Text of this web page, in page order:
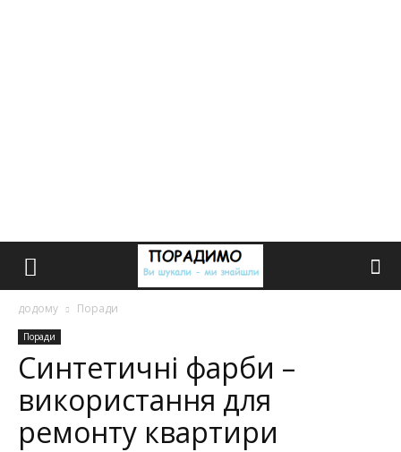
додому Поради
Поради
Синтетичні фарби –
використання для
ремонту квартири